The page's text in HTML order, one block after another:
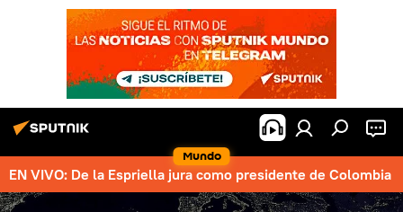
Mundo
EN VIVO: De la Espriella jura como presidente de Colombia